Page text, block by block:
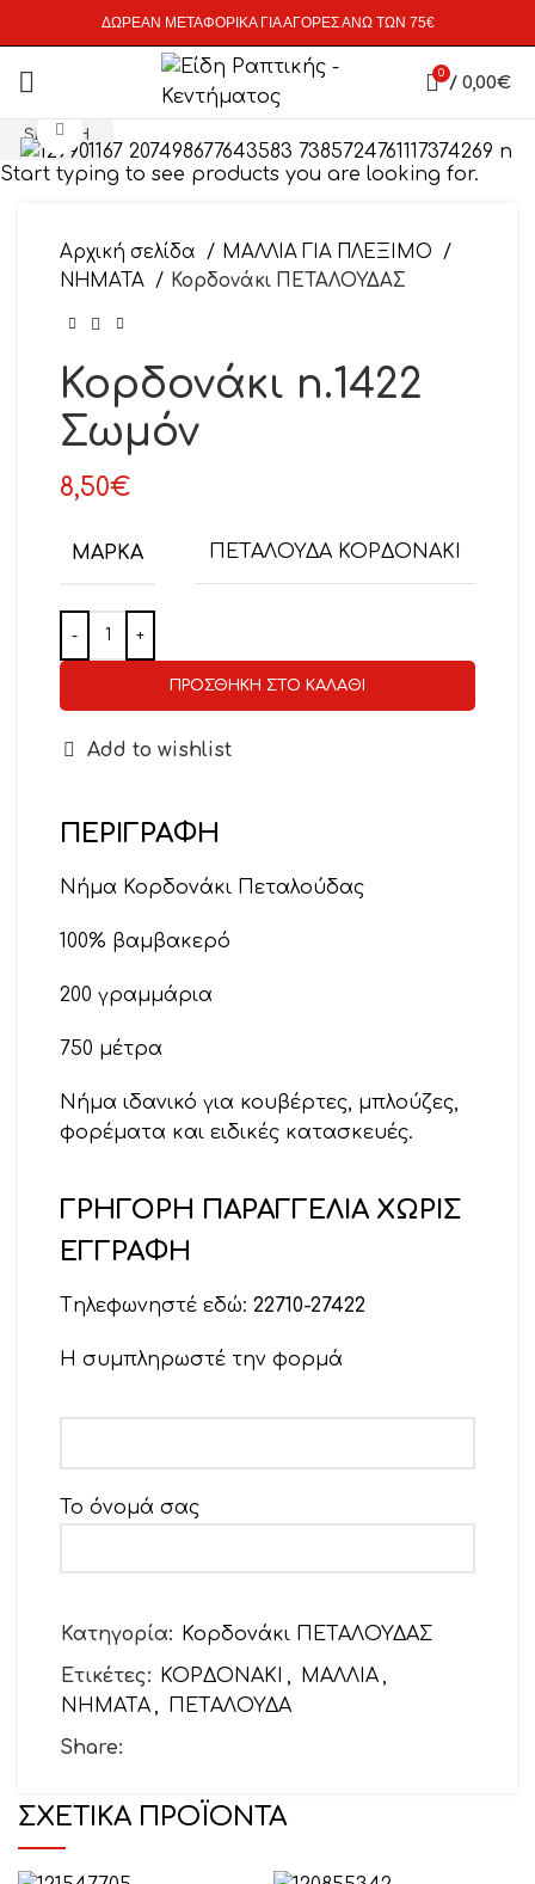
ΔΩΡΕΑΝ ΜΕΤΑΦΟΡΙΚΑ ΓΙΑ ΑΓΟΡΕΣ ΑΝΩ ΤΩΝ 75€
0 / 0,00€
Click to enlarge
Αρχική σελίδα
ΜΑΛΛΙΑ ΓΙΑ ΠΛΕΞΙΜΟ
ΝΗΜΑΤΑ
Κορδονάκι ΠΕΤΑΛΟΥΔΑΣ
Κορδονάκι n.1422
Σωμόν
8,50€
ΜΆΡΚΑ ΠΕΤΑΛΟΥΔΑ ΚΟΡΔΟΝΑΚΙ
ΠΡΟΣΘΉΚΗ ΣΤΟ ΚΑΛΆΘΙ
Add to wishlist
ΠΕΡΙΓΡΑΦΉ
Νήμα Κορδονάκι Πεταλούδας
100% βαμβακερό
200 γραμμάρια
750 μέτρα
Νήμα ιδανικό για κουβέρτες, μπλούζες,
φορέματα και ειδικές κατασκευές.
Βελόνες 2,5 – 3
ΓΡΗΓΟΡΗ ΠΑΡΑΓΓΕΛΙΑ ΧΩΡΙΣ
ΕΓΓΡΑΦΗ
Tηλεφωνηστέ εδώ: 22710-27422
Η συμπληρωστέ την φορμά
Το όνομά σας
Θέμα
Το μήνυμά σας (προαιρετικό)
Κατηγορία: Κορδονάκι ΠΕΤΑΛΟΥΔΑΣ
Ετικέτες: ΚΟΡΔΟΝΑΚΙ , ΜΑΛΛΙΑ ,
ΝΗΜΑΤΑ ,
ΠΕΤΑΛΟΥΔΑ
Share:
ΣΧΕΤΙΚΆ ΠΡΟΪΌΝΤΑ
SEARCH
Start typing to see products you are looking for.